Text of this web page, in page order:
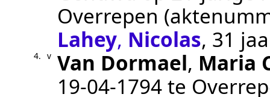
Overrepen
Lahey, Nicolas, 31
4. v Van Dormael, Maria
19‑04‑1794te